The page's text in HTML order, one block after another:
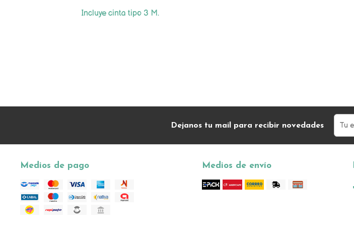
Incluye cinta tipo 3 M.
Dejanos tu mail para recibir novedades
Medios de pago Medios de envío